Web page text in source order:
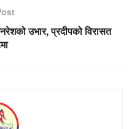
उभार, प्रदीपको विरासत